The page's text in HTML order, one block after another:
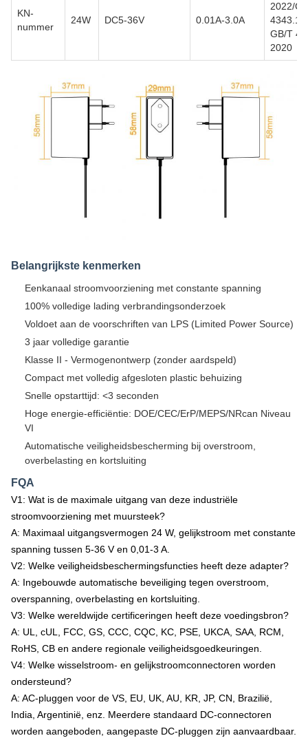
KN-
nummer
24W DC5-36V 0.01A-3.0A
2022/
4343.1-
GB/T
2020
Belangrijkste kenmerken
Eenkanaal stroomvoorziening met constante spanning
100% volledige lading verbrandingsonderzoek
Voldoet aan de voorschriften van LPS (Limited Power Source)
3 jaar volledige garantie
Klasse II - Vermogenontwerp (zonder aardspeld)
Compact met volledig afgesloten plastic behuizing
Snelle opstarttijd: <3 seconden
Hoge energie-efficiëntie: DOE/CEC/ErP/MEPS/NRcan Niveau
VI
Automatische veiligheidsbescherming bij overstroom,
overbelasting en kortsluiting
FQA
V1: Wat is de maximale uitgang van deze industriële
stroomvoorziening met muursteek?
A: Maximaal uitgangsvermogen 24 W, gelijkstroom met constante
spanning tussen 5-36 V en 0,01-3 A.
V2: Welke veiligheidsbeschermingsfuncties heeft deze adapter?
A: Ingebouwde automatische beveiliging tegen overstroom,
overspanning, overbelasting en kortsluiting.
V3: Welke wereldwijde certificeringen heeft deze voedingsbron?
A: UL, cUL, FCC, GS, CCC, CQC, KC, PSE, UKCA, SAA, RCM,
RoHS, CB en andere regionale veiligheidsgoedkeuringen.
V4: Welke wisselstroom- en gelijkstroomconnectoren worden
ondersteund?
A: AC-pluggen voor de VS, EU, UK, AU, KR, JP, CN, Brazilië,
India, Argentinië, enz. Meerdere standaard DC-connectoren
worden aangeboden, aangepaste DC-pluggen zijn aanvaardbaar.